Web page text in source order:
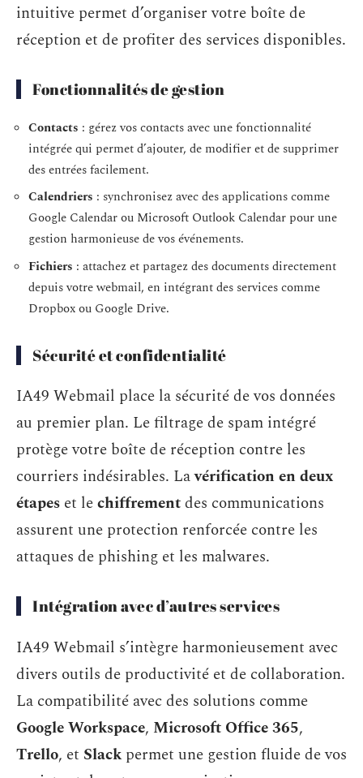
intuitive permet d’organiser votre boîte de
réception et de profiter des services disponibles.
Fonctionnalités de gestion
Contacts : gérez vos contacts avec une fonctionnalité
intégrée qui permet d’ajouter, de modifier et de supprimer
des entrées facilement.
Calendriers : synchronisez avec des applications comme
Google Calendar ou Microsoft Outlook Calendar pour une
gestion harmonieuse de vos événements.
Fichiers : attachez et partagez des documents directement
depuis votre webmail, en intégrant des services comme
Dropbox ou Google Drive.
Sécurité et confidentialité
IA49 Webmail place la sécurité de vos données
au premier plan. Le filtrage de spam intégré
protège votre boîte de réception contre les
courriers indésirables. Lavérification en deux
étapes et lechiffrementdes communications
assurent une protection renforcée contre les
attaques de phishing et les malwares.
Intégration avec d’autres services
IA49 Webmail s’intègre harmonieusement avec
divers outils de productivité et de collaboration.
La compatibilité avec des solutions comme
Google Workspace, Microsoft Office 365,
Trello, et Slackpermet une gestion fluide de vos